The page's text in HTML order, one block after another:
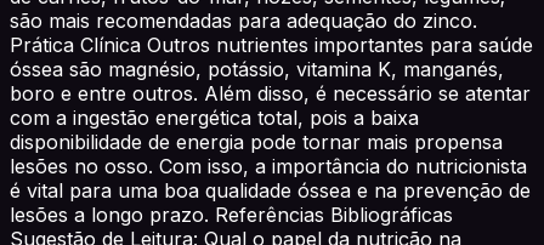
são mais recomendadas para adequação do zinco.
Prática Clínica Outros nutrientes importantes para saúde
óssea são magnésio, potássio, vitamina K, manganés,
boro e entre outros. Além disso, é necessário se atentar
com a ingestão energética total, pois a baixa
disponibilidade de energia pode tornar mais propensa
lesões no osso. Com isso, a importância do nutricionista
é vital para uma boa qualidade óssea e na prevenção de
lesões a longo prazo. Referências Bibliográficas
Sugestão de Leitura: Qual o papel da nutrição na